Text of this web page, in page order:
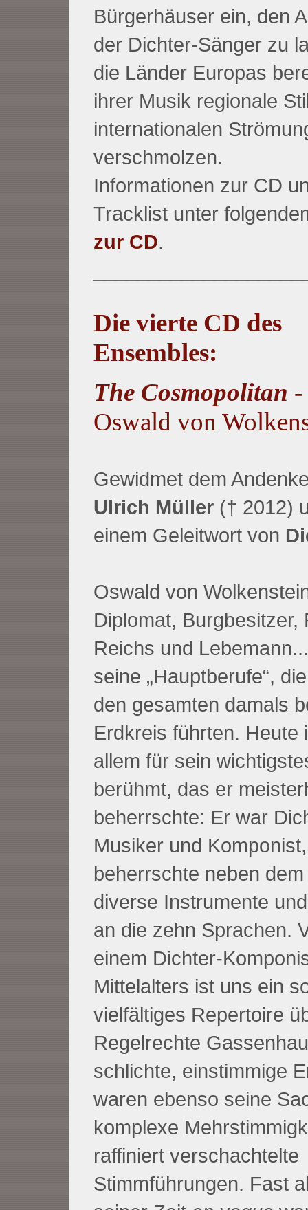
Bürgerhäuser ein, den
der Dichter-Sänger zu
die Länder Europas
ihrer Musik regionale
internationalen
verschmolzen.
Informationen zur CD
Tracklist unter
zur CD.
Die vierte CD des
Ensembles:
The Cosmopolitan -
Oswald von
Gewidmet dem
Ulrich Müller(† 2012)
einem Geleitwort von
Oswald von
Diplomat, Burgbesitzer,
Reichs und
seine „Hauptberufe“,
den gesamten damals
Erdkreis führten. Heute
allem für sein
berühmt, das er
beherrschte: Er war
Musiker und Komponist,
beherrschte neben
diverse Instrumente
an die zehn Sprachen.
einem Dichter-
Mittelalters ist uns ein
vielfältiges Repertoire
Regelrechte
schlichte, einstimmige
waren ebenso seine
komplexe
raffiniert verschachtelte
Stimmführungen. Fast